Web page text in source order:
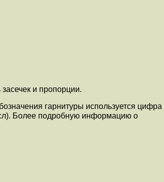
и пропорции.
гарнитуры используется цифра
Более подробную информацию о